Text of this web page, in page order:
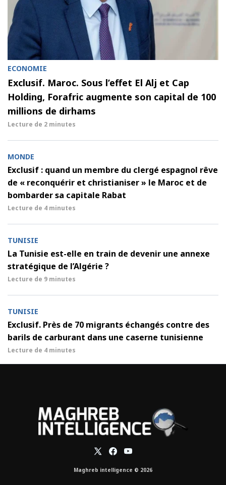
ECONOMIE
Exclusif. Maroc. Sous l’effet El Alj et Cap
Holding, Forafric augmente son capital de 100
millions de dirhams
Lecture de 2 minutes
MONDE
Exclusif : quand un membre du clergé espagnol rêve
de « reconquérir et christianiser » le Maroc et de
bombarder sa capitale Rabat
Lecture de 4 minutes
TUNISIE
La Tunisie est-elle en train de devenir une annexe
stratégique de l’Algérie ?
Lecture de 9 minutes
TUNISIE
Exclusif. Près de 70 migrants échangés contre des
barils de carburant dans une caserne tunisienne
Lecture de 4 minutes
Maghreb intelligence © 2026